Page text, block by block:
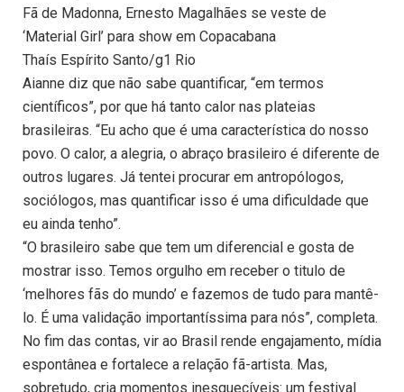
Fã de Madonna, Ernesto Magalhães se veste de
‘Material Girl’ para show em Copacabana
Thaís Espírito Santo/g1 Rio
Aianne diz que não sabe quantificar, “em termos
científicos”, por que há tanto calor nas plateias
brasileiras. “Eu acho que é uma característica do nosso
povo. O calor, a alegria, o abraço brasileiro é diferente de
outros lugares. Já tentei procurar em antropólogos,
sociólogos, mas quantificar isso é uma dificuldade que
eu ainda tenho”.
“O brasileiro sabe que tem um diferencial e gosta de
mostrar isso. Temos orgulho em receber o titulo de
‘melhores fãs do mundo’ e fazemos de tudo para mantê-
lo. É uma validação importantíssima para nós”, completa.
No fim das contas, vir ao Brasil rende engajamento, mídia
espontânea e fortalece a relação fã-artista. Mas,
sobretudo, cria momentos inesquecíveis: um festival